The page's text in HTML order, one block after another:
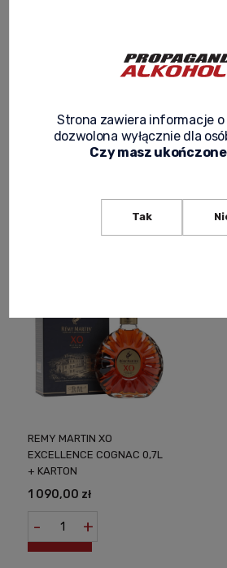
REMY MARTIN VSOP
COGNAC 0,05L (MINI)
Notify of product
REMY
REMY MARTIN XO
EXCELLENCE COGNAC 0,7L
+ KARTON
1 090,00 zł
- +
Strona zawiera informacje o
dozwolona wyłącznie dla
Czy masz
Tak